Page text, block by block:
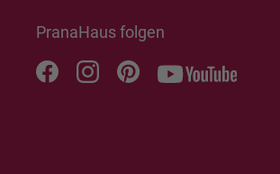
PranaHaus folgen